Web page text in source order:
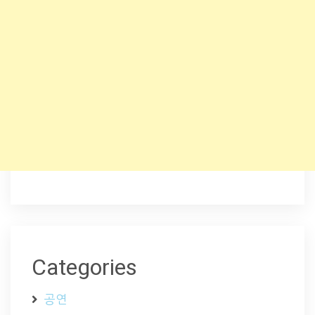
Categories
공연